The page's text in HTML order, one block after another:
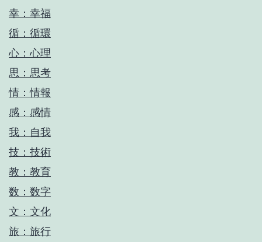
幸：幸福
循：循環
心：心理
思：思考
情：情報
感：感情
我：自我
技：技術
教：教育
数：数字
文：文化
旅：旅行